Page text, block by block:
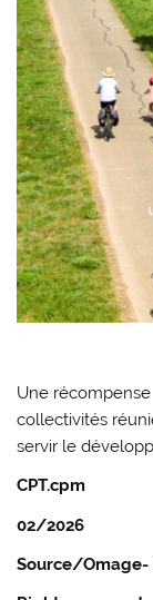
Une
collectivités
servir le
CPT.cpm
02/2026
Source/